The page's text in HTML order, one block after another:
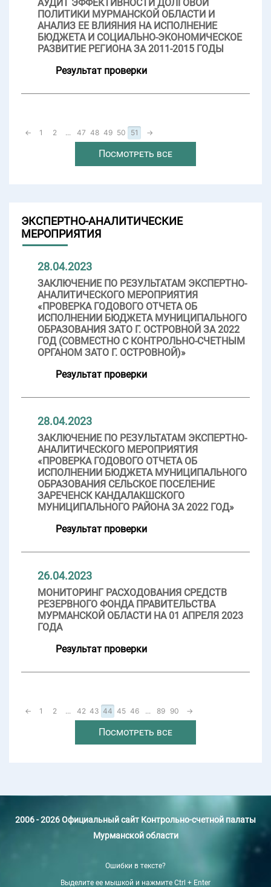
АУДИТ ЭФФЕКТИВНОСТИ ДОЛГОВОЙ
ПОЛИТИКИ МУРМАНСКОЙ ОБЛАСТИ И
АНАЛИЗ ЕЕ ВЛИЯНИЯ НА ИСПОЛНЕНИЕ
БЮДЖЕТА И СОЦИАЛЬНО-ЭКОНОМИЧЕСКОЕ
РАЗВИТИЕ РЕГИОНА ЗА 2011-2015 ГОДЫ
Результат проверки
← 1 2 ... 47 48 49 50 51 →
Посмотреть все
ЭКСПЕРТНО-АНАЛИТИЧЕСКИЕ
МЕРОПРИЯТИЯ
28.04.2023
ЗАКЛЮЧЕНИЕ ПО РЕЗУЛЬТАТАМ ЭКСПЕРТНО-
АНАЛИТИЧЕСКОГО МЕРОПРИЯТИЯ
«ПРОВЕРКА ГОДОВОГО ОТЧЕТА ОБ
ИСПОЛНЕНИИ БЮДЖЕТА МУНИЦИПАЛЬНОГО
ОБРАЗОВАНИЯ ЗАТО Г. ОСТРОВНОЙ ЗА 2022
ГОД (СОВМЕСТНО С КОНТРОЛЬНО-СЧЕТНЫМ
ОРГАНОМ ЗАТО Г. ОСТРОВНОЙ)»
Результат проверки
28.04.2023
ЗАКЛЮЧЕНИЕ ПО РЕЗУЛЬТАТАМ ЭКСПЕРТНО-
АНАЛИТИЧЕСКОГО МЕРОПРИЯТИЯ
«ПРОВЕРКА ГОДОВОГО ОТЧЕТА ОБ
ИСПОЛНЕНИИ БЮДЖЕТА МУНИЦИПАЛЬНОГО
ОБРАЗОВАНИЯ СЕЛЬСКОЕ ПОСЕЛЕНИЕ
ЗАРЕЧЕНСК КАНДАЛАКШСКОГО
МУНИЦИПАЛЬНОГО РАЙОНА ЗА 2022 ГОД»
Результат проверки
26.04.2023
МОНИТОРИНГ РАСХОДОВАНИЯ СРЕДСТВ
РЕЗЕРВНОГО ФОНДА ПРАВИТЕЛЬСТВА
МУРМАНСКОЙ ОБЛАСТИ НА 01 АПРЕЛЯ 2023
ГОДА
Результат проверки
← 1 2 ... 42 43 44 45 46 ... 89 90 →
Посмотреть все
2006 - 2026 Официальный сайт Контрольно-счетной палаты
Мурманской области
Ошибки в тексте?
Выделите ее мышкой и нажмите Ctrl + Enter